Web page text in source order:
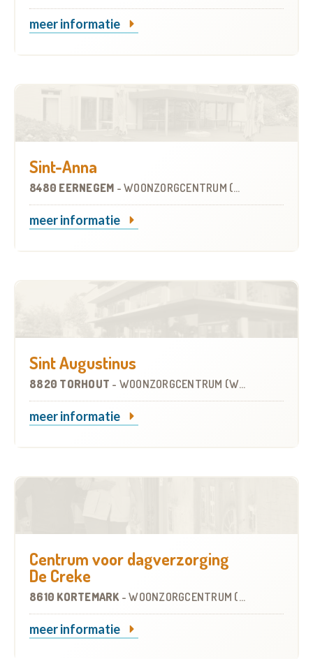
meer informatie
Sint-Anna
8480 EERNEGEM - WOONZORGCENTRUM (WZC)
meer informatie
Sint Augustinus
8820 TORHOUT - WOONZORGCENTRUM (WZC)
meer informatie
Centrum voor dagverzorging
De Creke
8610 KORTEMARK -WOONZORGCENTRUM (WZC)
meer informatie